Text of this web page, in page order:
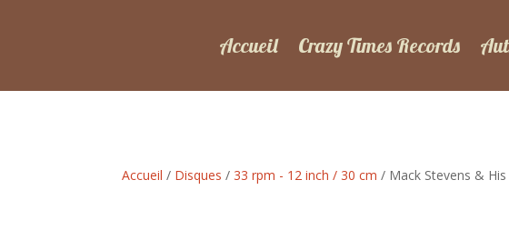
Accueil Crazy Times Records
Accueil / Disques /33 rpm - 12 inch / 30 cm / Mack Stevens &